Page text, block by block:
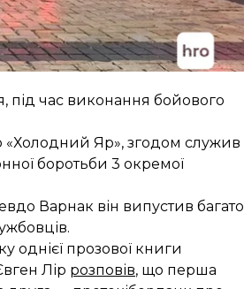
а також колона машин і
під час виконання бойового
«Холодний Яр», згодом служив
боротьби 3 окремої
Варнак він випустив багато
однієї прозової книги
Лір розповів, що перша